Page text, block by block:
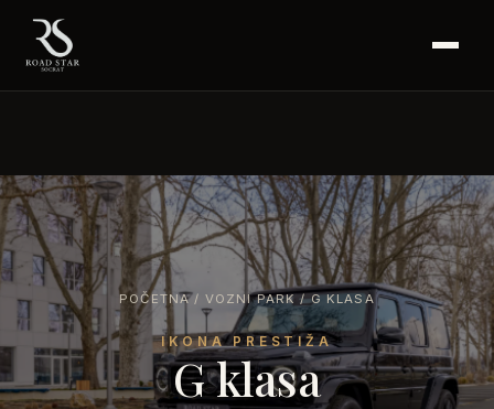
POČETNA/ VOZNI PARK / G KLASA
IKONA PRESTIŽA
G klasa